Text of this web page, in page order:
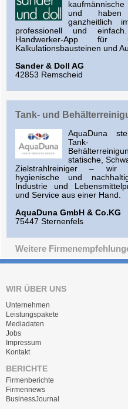
und
ganzheitlich
professionell und
Handwerker-App für
Kalkulationsbausteinen und
Sander & Doll AG
42853 Remscheid
Tank- und
AquaDuna
statische,
Zielstrahlreiniger – wir
hygienische und
Industrie und
und Service aus einer Hand.
AquaDuna GmbH & Co.KG
75447 Sternenfels
Weitere
WIR ÜBER UNS
Unternehmen
Leistungspakete
Mediadaten
Jobs
Impressum
Kontakt
BERICHTE
Firmenberichte
Firmennews
BusinessJournal